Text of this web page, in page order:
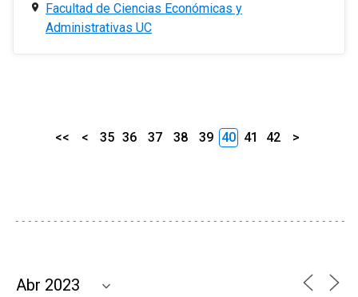
Facultad de Ciencias Económicas y
Administrativas UC
<< < 35 36 37 38 39 40 41 42 >